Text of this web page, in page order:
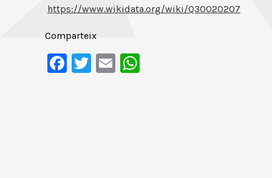
https://www.wikidata.org/wiki/Q30020207
Comparteix
Facebook
Twitter
Email